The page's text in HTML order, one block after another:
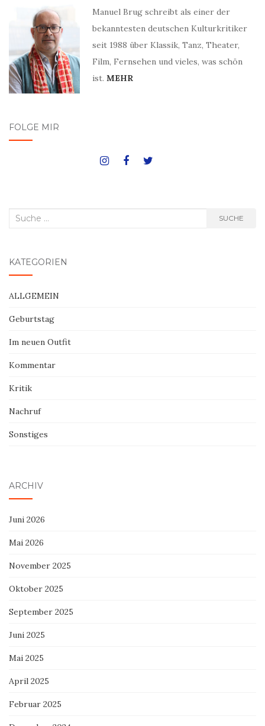
Manuel Brug schreibt als einer der
bekanntesten deutschen Kulturkritiker
seit 1988 über Klassik, Tanz, Theater,
Film, Fernsehen und vieles, was schön
ist. MEHR
FOLGE MIR
Suche
SUCHE
KATEGORIEN
ALLGEMEIN
Geburtstag
Im neuen Outfit
Kommentar
Kritik
Nachruf
Sonstiges
ARCHIV
Juni 2026
Mai 2026
November 2025
Oktober 2025
September 2025
Juni 2025
Mai 2025
April 2025
Februar 2025